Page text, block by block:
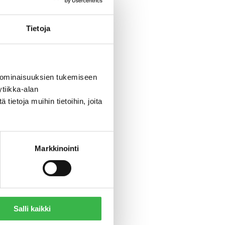
Tietoja
tukemiseen
alan
tietoja muihin tietoihin, joita
Markkinointi
Salli kaikki
ja
ja
kuntien